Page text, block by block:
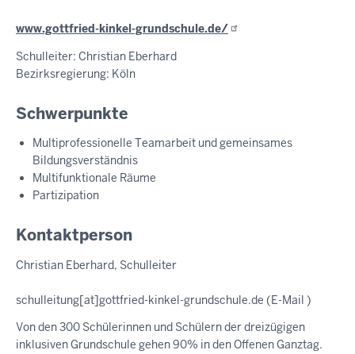
www.gottfried-kinkel-grundschule.de/
Schulleiter: Christian Eberhard
Bezirksregierung: Köln
Schwerpunkte
Multiprofessionelle Teamarbeit und gemeinsames
Bildungsverständnis
Multifunktionale Räume
Partizipation
Kontaktperson
Christian Eberhard, Schulleiter
schulleitung[at]gottfried-kinkel-grundschule.de (E-Mail )
Von den 300 Schülerinnen und Schülern der dreizügigen
inklusiven Grundschule gehen 90% in den Offenen Ganztag.